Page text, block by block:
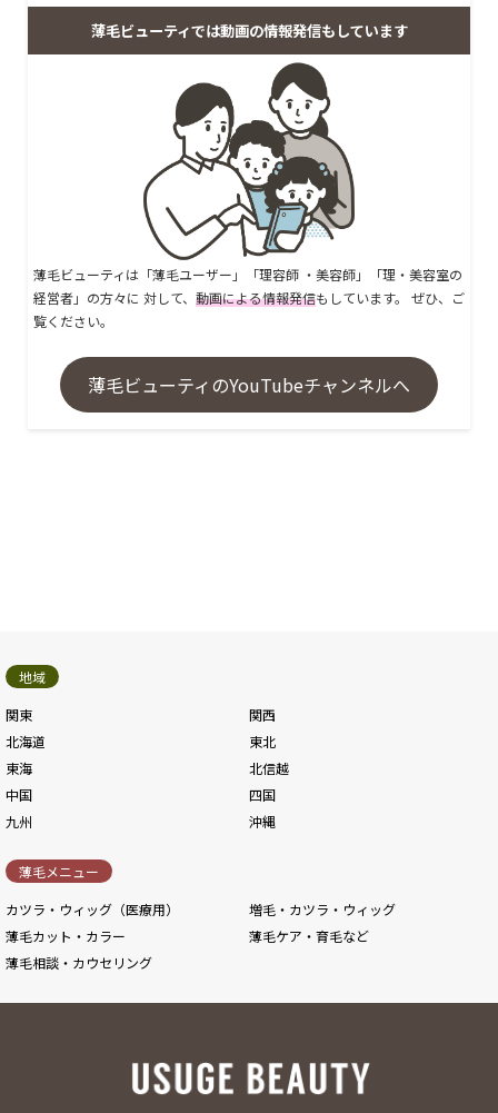
薄毛ビューティでは動画の情報発信もしています
薄毛ビューティは「薄毛ユーザー」「理容師 ・美容師」「理・美容室の
経営者」の方々に 対して、 動画による情報発信もしています。 ぜひ、ご
覧ください。
薄毛ビューティのYouTubeチャンネルへ
地域
関東
関西
北海道
東北
東海
北信越
中国
四国
九州
沖縄
薄毛メニュー
カツラ・ウィッグ（医療用）
増毛・カツラ・ウィッグ
薄毛カット・カラー
薄毛ケア・育毛など
薄毛相談・カウセリング